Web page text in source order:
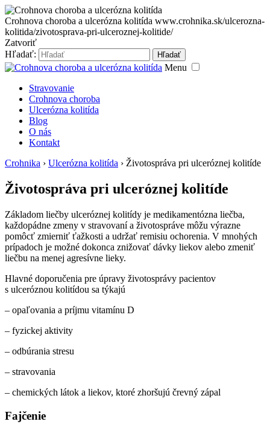
Crohnova choroba a ulcerózna kolitída www.crohnika.sk/ulcerozna-
kolitida/zivotosprava-pri-ulceroznej-kolitide/
Zatvoriť
Hľadať:
Hľadať
Menu
Stravovanie
Crohnova choroba
Ulcerózna kolitída
Blog
O nás
Kontakt
Crohnika › Ulcerózna kolitída › Životospráva pri ulceróznej kolitíde
Životospráva pri ulceróznej kolitíde
Základom liečby ulceróznej kolitídy je medikamentózna liečba,
každopádne zmeny v stravovaní a životospráve môžu výrazne
pomôcť zmierniť ťažkosti a udržať remisiu ochorenia. V mnohých
prípadoch je možné dokonca znižovať dávky liekov alebo zmeniť
liečbu na menej agresívne lieky.
Hlavné doporučenia pre úpravy životosprávy pacientov
s ulceróznou kolitídou sa týkajú
– opaľovania a príjmu vitamínu D
– fyzickej aktivity
– odbúrania stresu
– stravovania
– chemických látok a liekov, ktoré zhoršujú črevný zápal
Fajčenie